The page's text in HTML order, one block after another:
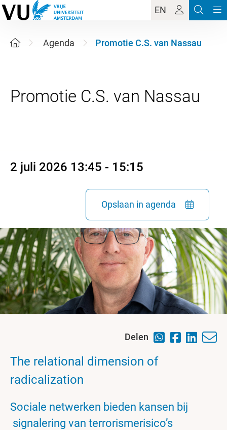
EN
Agenda Promotie C.S. van Nassau
2 juli 2026 13:45 - 15:15
Opslaan in agenda
Delen
The relational dimension of
radicalization
Sociale netwerken bieden kansen bij
signalering van terrorismerisico’s